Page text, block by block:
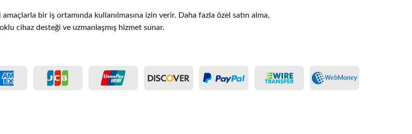
amaçlarla bir iş ortamında kullanılmasına izin verir. Daha fazla özel satın alma,
cihaz desteği ve uzmanlaşmış hizmet sunar.